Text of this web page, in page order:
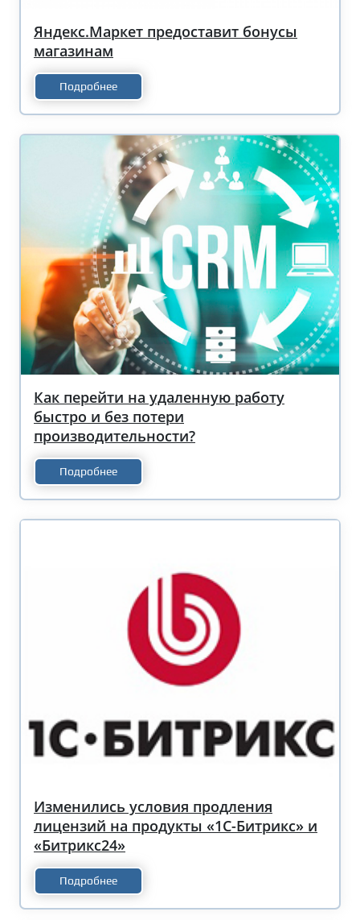
Яндекс.Маркет предоставит бонусы
магазинам
Подробнее
Как перейти на удаленную работу
быстро и без потери
производительности?
Подробнее
Изменились условия продления
лицензий на продукты «1С-Битрикс» и
«Битрикс24»
Подробнее